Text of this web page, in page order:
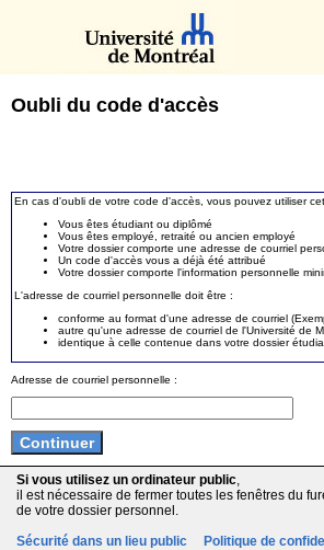
Oubli du code d'accès
En cas d'oubli de votre code d'accès, vous pouvez utiliser
Vous êtes étudiant ou diplômé
Vous êtes employé, retraité ou ancien employé
Votre dossier comporte une adresse de courriel
Un code d'accès vous a déjà été attribué
Votre dossier comporte l'information personnelle
L'adresse de courriel personnelle doit être :
conforme au format d'une adresse de courriel
autre qu'une adresse de courriel de l'Université de
identique à celle contenue dans votre dossier
Adresse de courriel personnelle :
Si vous utilisez un ordinateur public,
il est nécessaire de fermer toutes les fenêtres du
de votre dossier personnel.
Sécurité dans un lieu public
Politique de